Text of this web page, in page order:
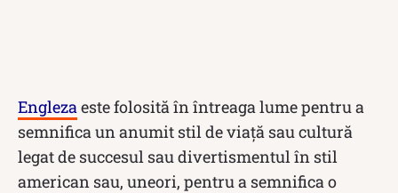
Englezaeste folosită în întreaga lume pentru a
semnifica un anumit stil de viață sau cultură
legat de succesul sau divertismentul în stil
american sau, uneori, pentru a semnifica o